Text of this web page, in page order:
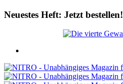
Neuestes Heft: Jetzt bestellen!